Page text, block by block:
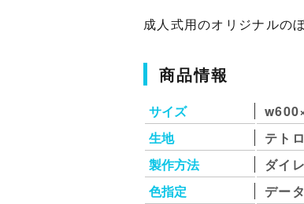
成人式用のオリジナルの
商品情報
サイズ
生地
テト
製作方法
ダイ
色指定
デー